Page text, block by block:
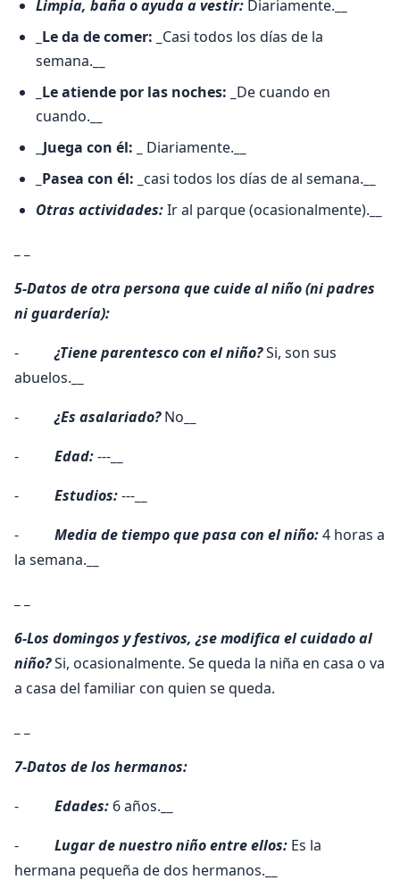
Limpia, baña o ayuda a vestir: Diariamente.
_Le da de comer: _ Casi todos los días de la
semana.
_Le atiende por las noches: _ De cuando en
cuando.
_Juega con él: _
Diariamente.
_Pasea con él: _ casi todos los días de al semana.
Otras actividades:Ir al parque (ocasionalmente).
5-Datos de otra persona que cuide al niño (ni padres
ni guardería):
-¿Tiene parentesco con el niño?Si, son sus
abuelos.
-¿Es asalariado?No
- Edad:---
- Estudios:---
- Media de tiempo que pasa con el niño:4 horas a
la semana.
6-Los domingos y festivos, ¿se modifica el cuidado al
niño?Si, ocasionalmente. Se queda la niña en casa o va
a casa del familiar con quien se queda.
7-Datos de los hermanos:
- Edades: 6 años.
- Lugar de nuestro niño entre ellos: Es la
hermana pequeña de dos hermanos.